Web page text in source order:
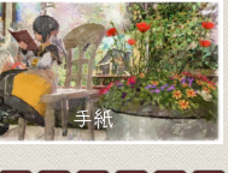
手紙